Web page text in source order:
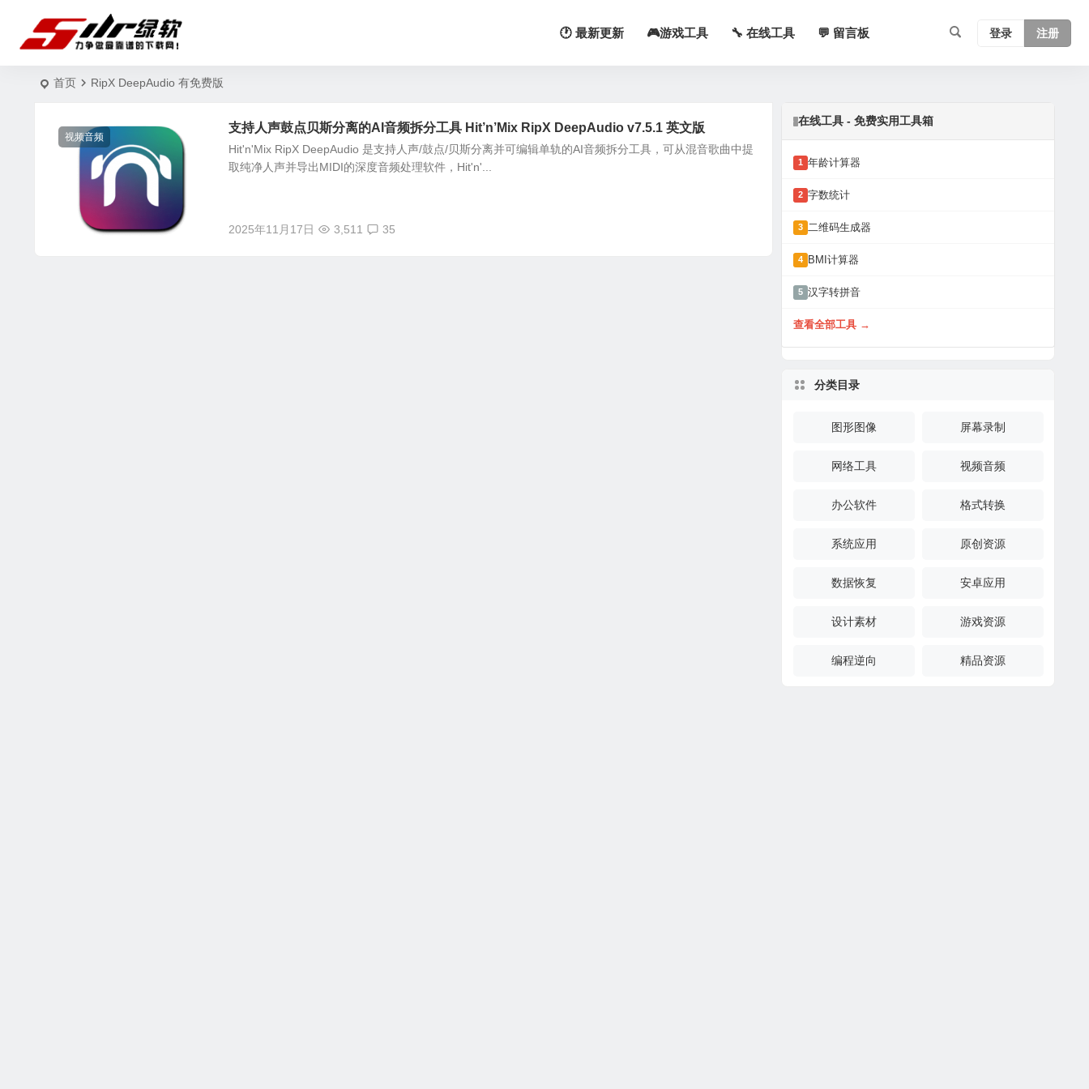
🕐 最新更新 🎮游戏工具 🔧 在线工具 💬 留言板 登录 注册
首页 RipX DeepAudio 有免费版
视频音频
支持人声鼓点贝斯分离的AI音频拆分工具 Hit’n’Mix RipX DeepAudio v7.5.1 英文版
Hit'n'Mix RipX DeepAudio 是支持人声/鼓点/贝斯分离并可编辑单轨的AI音频拆分工具，可从混音歌曲中提
取纯净人声并导出MIDI的深度音频处理软件，Hit'n'...
2025年11月17日 3,511 35
在线工具 - 免费实用工具箱
1 年龄计算器
2 字数统计
3 二维码生成器
4 BMI计算器
5 汉字转拼音
查看全部工具 →
分类目录
图形图像 屏幕录制
网络工具 视频音频
办公软件 格式转换
系统应用 原创资源
数据恢复 安卓应用
设计素材 游戏资源
编程逆向 精品资源